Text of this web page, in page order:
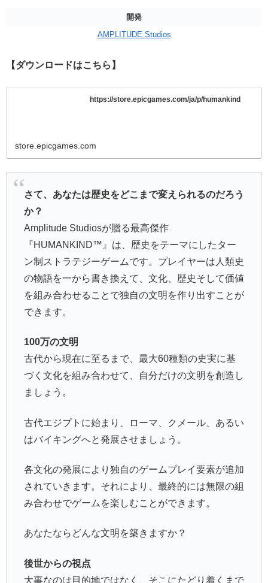
開発
AMPLITUDE Studios
【ダウンロードはこちら】
https://store.epicgames.com/ja/p/humankind
store.epicgames.com
さて、あなたは歴史をどこまで変えられるのだろう
か？
Amplitude Studiosが贈る最高傑作
『HUMANKIND™』は、歴史をテーマにしたター
ン制ストラテジーゲームです。プレイヤーは人類史
の物語を一から書き換えて、文化、歴史そして価値
を組み合わせることで独自の文明を作り出すことが
できます。
100万の文明
古代から現在に至るまで、最大60種類の史実に基
づく文化を組み合わせて、自分だけの文明を創造し
ましょう。
古代エジプトに始まり、ローマ、クメール、あるい
はバイキングへと発展させましょう。
各文化の発展により独自のゲームプレイ要素が追加
されていきます。それにより、最終的には無限の組
み合わせでゲームを楽しむことができます。
あなたならどんな文明を築きますか？
後世からの視点
大事なのは目的地ではなく、そこにたどり着くまで